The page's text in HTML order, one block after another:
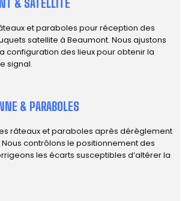
& SATELLITE
et paraboles pour réception des
satellite à Beaumont. Nous ajustons
configuration des lieux pour obtenir la
signal.
& PARABOLES
râteaux et paraboles après dérèglement
contrôlons le positionnement des
les écarts susceptibles d’altérer la